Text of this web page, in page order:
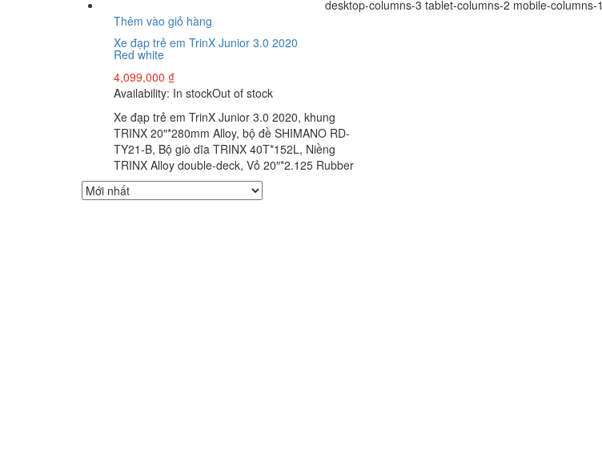
desktop-columns-3 tablet-columns-2 mobile-columns-1
Thêm vào giỏ hàng
Xe đạp trẻ em TrinX Junior 3.0 2020
Red white
4,099,000 ₫
Availability: In stockOut of stock
Xe đạp trẻ em TrinX Junior 3.0 2020, khung
TRINX 20″*280mm Alloy, bộ đề SHIMANO RD-
TY21-B, Bộ giò dĩa TRINX 40T*152L, Niềng
TRINX Alloy double-deck, Vỏ 20″*2.125 Rubber